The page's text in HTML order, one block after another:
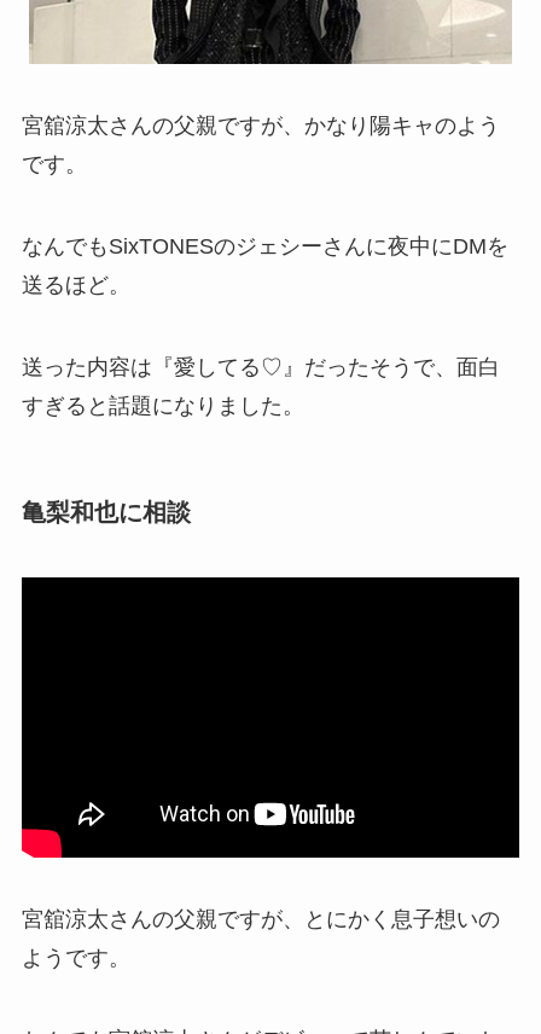
宮舘涼太さんの父親ですが、かなり陽キャのよう
です。
なんでもSixTONESのジェシーさんに夜中にDMを
送るほど。
送った内容は『愛してる♡』だったそうで、面白
すぎると話題になりました。
亀梨和也に相談
宮舘涼太さんの父親ですが、とにかく息子想いの
ようです。